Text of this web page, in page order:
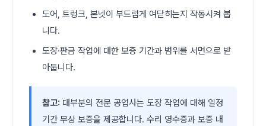
도어, 트렁크, 본넷이 부드럽게 여닫히는지 작동시켜 봅
니다.
도장·판금 작업에 대한 보증 기간과 범위를 서면으로 받
아둡니다.
참고: 대부분의 전문 공업사는 도장 작업에 대해 일정
기간 무상 보증을 제공합니다. 수리 영수증과 보증 내